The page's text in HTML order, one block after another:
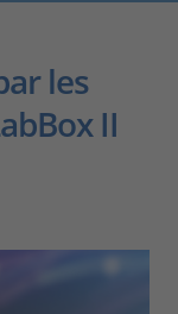
les
II